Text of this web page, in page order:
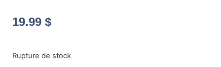
19.99 $
Rupture de stock